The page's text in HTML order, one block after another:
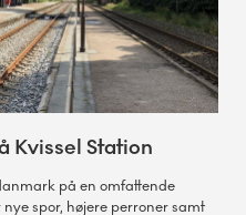
Kvissel Station
på en omfattende
spor, højere perroner samt